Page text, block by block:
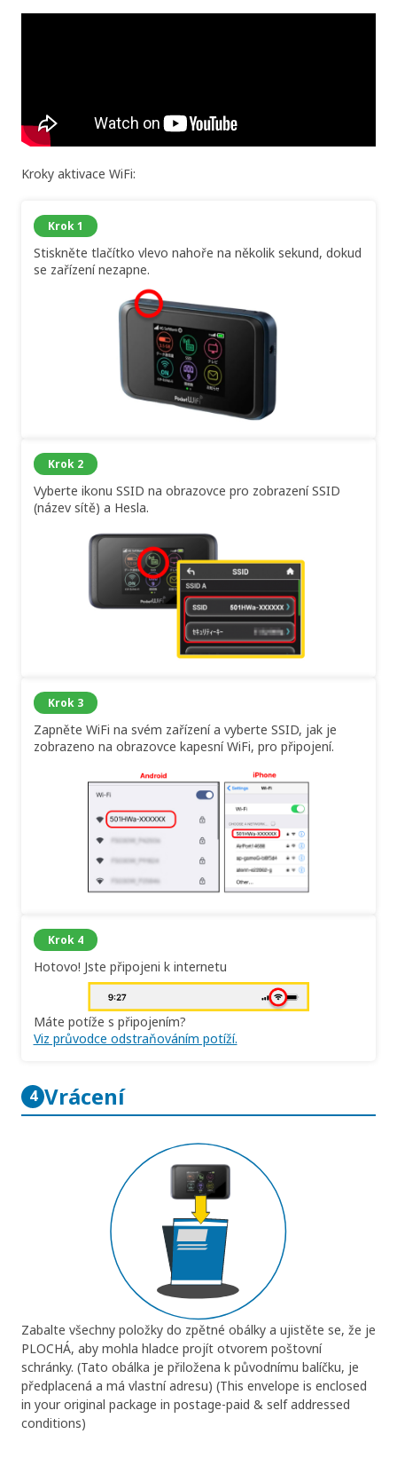
Kroky aktivace WiFi:
Krok 1
Stiskněte tlačítko vlevo nahoře na několik sekund, dokud
se zařízení nezapne.
Krok 2
Vyberte ikonu SSID na obrazovce pro zobrazení SSID
(název sítě) a Hesla.
Krok 3
Zapněte WiFi na svém zařízení a vyberte SSID, jak je
zobrazeno na obrazovce kapesní WiFi, pro připojení.
Krok 4
Hotovo! Jste připojeni k internetu
Máte potíže s připojením?
Viz průvodce odstraňováním potíží.
4 Vrácení
Zabalte všechny položky do zpětné obálky a ujistěte se, že je
PLOCHÁ, aby mohla hladce projít otvorem poštovní
schránky. (Tato obálka je přiložena k původnímu balíčku, je
předplacená a má vlastní adresu) (This envelope is enclosed
in your original package in postage-paid & self addressed
conditions)